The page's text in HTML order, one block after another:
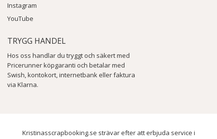
Instagram
YouTube
TRYGG HANDEL
Hos oss handlar du tryggt och säkert med
Pricerunner köpgaranti och betalar med
Swish, kontokort, internetbank eller faktura
via Klarna.
Kristinasscrapbooking.se strävar efter att erbjuda service i